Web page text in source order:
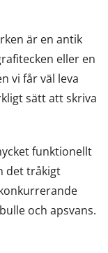
är en antik
eller en
vi får väl leva
sätt att skriva
funktionellt
det tråkigt
och apsvans.